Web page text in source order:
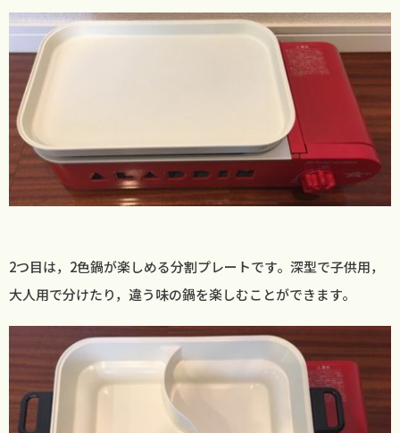
2つ目は，2色鍋が楽しめる分割プレートです。深型で子供用，
大人用で分けたり，違う味の鍋を楽しむことができます。